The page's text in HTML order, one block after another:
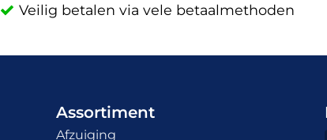
Veilig betalen via vele betaalmethoden
Assortiment
Afzuiging